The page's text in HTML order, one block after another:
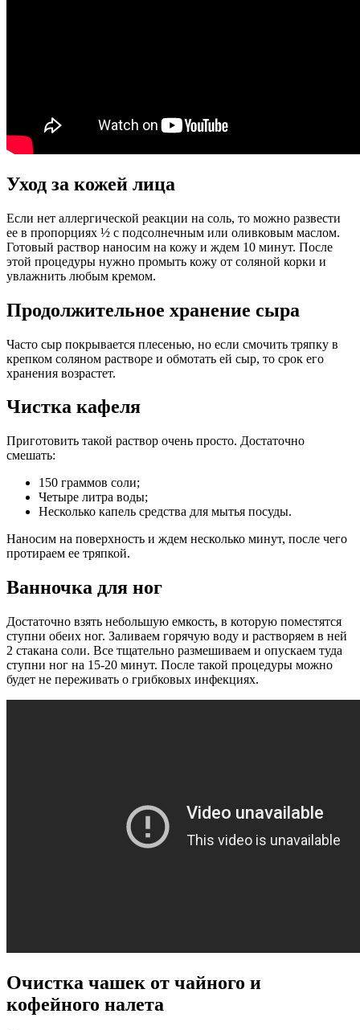
Уход за кожей лица
Если нет аллергической реакции на соль, то можно развести
ее в пропорциях ½ с подсолнечным или оливковым маслом.
Готовый раствор наносим на кожу и ждем 10 минут. После
этой процедуры нужно промыть кожу от соляной корки и
увлажнить любым кремом.
Продолжительное хранение сыра
Часто сыр покрывается плесенью, но если смочить тряпку в
крепком соляном растворе и обмотать ей сыр, то срок его
хранения возрастет.
Чистка кафеля
Приготовить такой раствор очень просто. Достаточно
смешать:
150 граммов соли;
Четыре литра воды;
Несколько капель средства для мытья посуды.
Наносим на поверхность и ждем несколько минут, после чего
протираем ее тряпкой.
Ванночка для ног
Достаточно взять небольшую емкость, в которую поместятся
ступни обеих ног. Заливаем горячую воду и растворяем в ней
2 стакана соли. Все тщательно размешиваем и опускаем туда
ступни ног на 15-20 минут. После такой процедуры можно
будет не переживать о грибковых инфекциях.
Очистка чашек от чайного и
кофейного налета